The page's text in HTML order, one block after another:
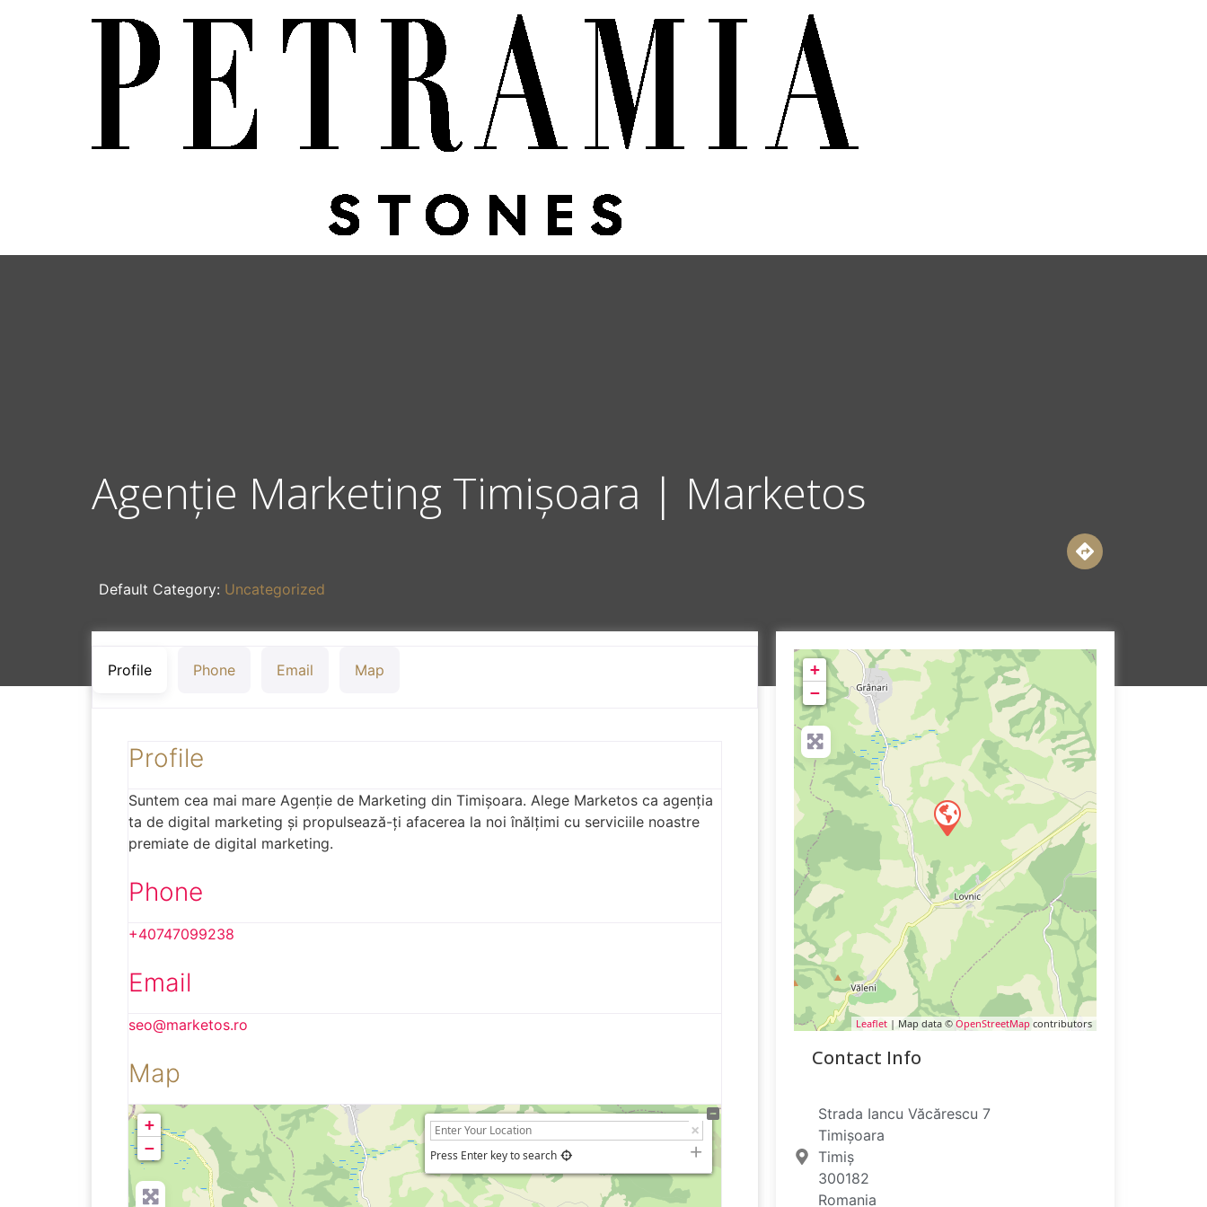
Agenție Marketing Timișoara | Marketos
Default Category: Uncategorized
Profile Phone Email Map
Profile
Suntem cea mai mare Agenție de Marketing din Timișoara. Alege Marketos ca agenția
ta de digital marketing și propulsează-ți afacerea la noi înălțimi cu serviciile noastre
premiate de digital marketing.
Phone
+40747099238
Email
seo@marketos.ro
Map
+
−
Press Enter key to search
+
−
Leaflet | Map data © OpenStreetMap contributors
Contact Info
Strada Iancu Văcărescu 7
Timișoara
Timiș
300182
Romania